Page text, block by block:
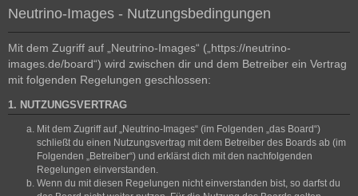
Neutrino-Images - Nutzungsbedingungen
Mit dem Zugriff auf „Neutrino-Images“ („https://neutrino-
images.de/board“) wird zwischen dir und dem Betreiber ein Vertrag
mit folgenden Regelungen geschlossen:
1. NUTZUNGSVERTRAG
Mit dem Zugriff auf „Neutrino-Images“ (im Folgenden „das Board“)
schließt du einen Nutzungsvertrag mit dem Betreiber des Boards ab (im
Folgenden „Betreiber“) und erklärst dich mit den nachfolgenden
Regelungen einverstanden.
Wenn du mit diesen Regelungen nicht einverstanden bist, so darfst du